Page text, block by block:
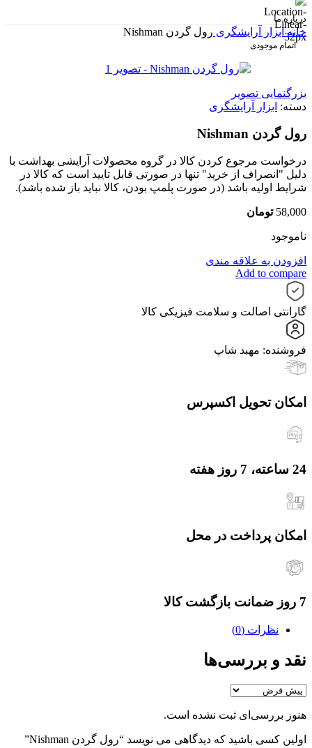
درباره ما
خانهابزار آرایشگری رول گردن Nishman
اتمام موجودی
بزرگنمایی تصویر
دسته: ابزار آرایشگری
رول گردن Nishman
درخواست مرجوع کردن کالا در گروه محصولات آرایشی بهداشت با
دلیل "انصراف از خرید" تنها در صورتی قابل تایید است که کالا در
شرایط اولیه باشد (در صورت پلمپ بودن، کالا نباید باز شده باشد).
58,000 تومان
ناموجود
افزودن به علاقه مندی
Add to compare
گارانتی اصالت و سلامت فیزیکی کالا
فروشنده: مهبد شاپ
امکان تحویل اکسپرس
24 ساعته، 7 روز هفته
امکان پرداخت در محل
7 روز ضمانت بازگشت کالا
نظرات (0)
نقد و بررسی‌ها
هنوز بررسی‌ای ثبت نشده است.
اولین کسی باشید که دیدگاهی می نویسد “رول گردن Nishman”